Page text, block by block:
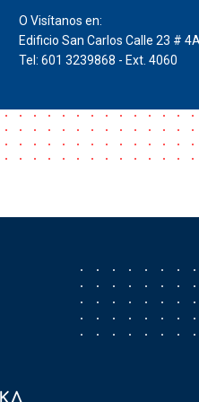
O Visítanos en:
Edificio San Carlos Calle 23 #
Tel: 601 3239868 - Ext. 4060